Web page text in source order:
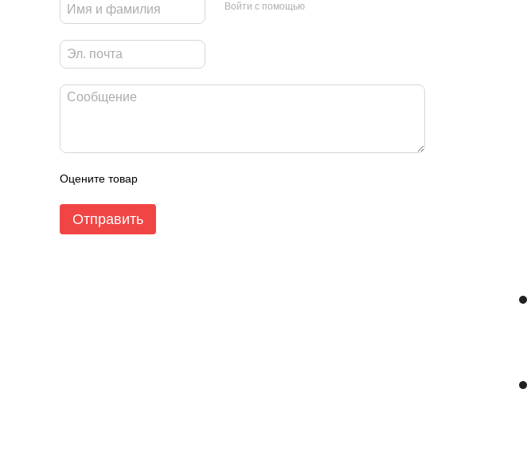
Войти с помощью
Оцените товар
Отправить